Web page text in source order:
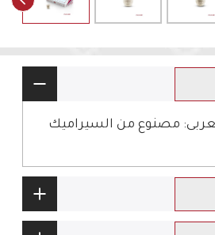
مصنوع من السيراميك